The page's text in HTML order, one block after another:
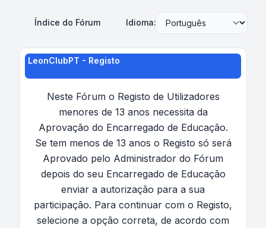
Índice do Fórum Idioma:
LeonClubPT - Registo
Neste Fórum o Registo de Utilizadores
menores de 13 anos necessita da
Aprovação do Encarregado de Educação.
Se tem menos de 13 anos o Registo só será
Aprovado pelo Administrador do Fórum
depois do seu Encarregado de Educação
enviar a autorização para a sua
participação. Para continuar com o Registo,
selecione a opção correta, de acordo com